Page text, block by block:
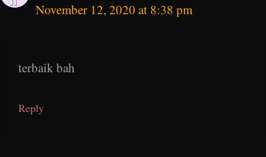
November 12, 2020 at 8:38 pm
terbaik bah
Reply